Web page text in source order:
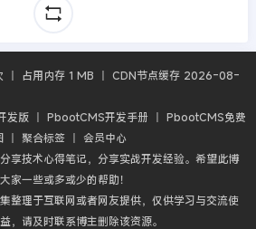
丨 占用内存 1 MB 丨 CDN节点缓存 2026-08-
发版丨 PbootCMS开发手册 丨 PbootCMS免费
丨 聚合标签丨 会员中心
享技术心得笔记，分享实战开发经验。希望此博
家一些或多或少的帮助！
整理于互联网或者网友提供，仅供学习与交流使
，请及时联系博主删除该资源。